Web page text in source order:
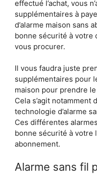
effectué l’achat, vous
supplémentaires à
d’alarme maison sans
bonne sécurité à votre
vous procurer.
Il vous faudra juste
supplémentaires pour
maison pour prendre
Cela s’agit notamment
technologie d’alarme
Ces différentes
bonne sécurité à votre
abonnement.
Alarme sans fil